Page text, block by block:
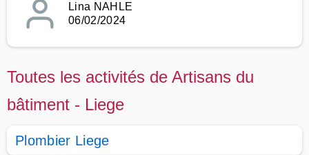
Lina NAHLE
06/02/2024
Toutes les activités de Artisans du
bâtiment - Liege
Plombier Liege